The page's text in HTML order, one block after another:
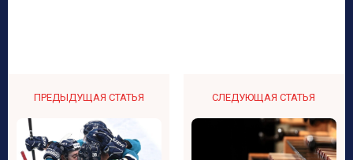
ПРЕДЫДУЩАЯ СТАТЬЯ СЛЕДУЮЩАЯ СТАТЬЯ